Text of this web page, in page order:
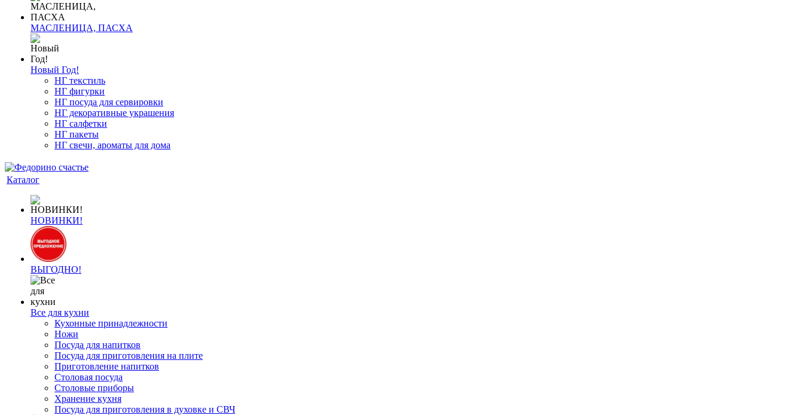
МАСЛЕНИЦА, ПАСХА
Новый Год!
НГ текстиль
НГ фигурки
НГ посуда для сервировки
НГ декоративные украшения
НГ салфетки
НГ пакеты
НГ свечи, ароматы для дома
Каталог
НОВИНКИ!
ВЫГОДНО!
Все для кухни
Кухонные принадлежности
Ножи
Посуда для напитков
Посуда для приготовления на плите
Приготовление напитков
Столовая посуда
Столовые приборы
Хранение кухня
Посуда для приготовления в духовке и СВЧ